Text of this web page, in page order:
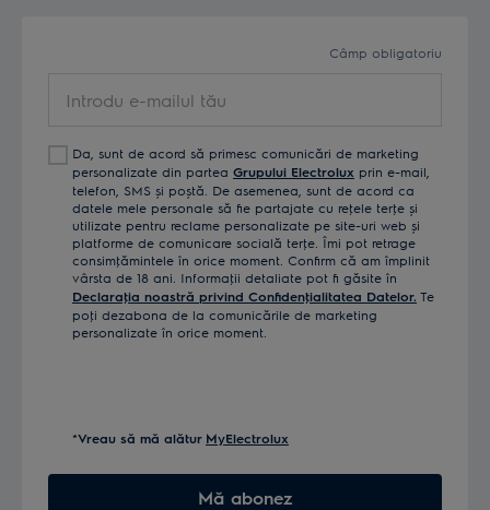
Câmp obligatoriu
tău Da, sunt de acord să primesc comunicări de marketing
personalizate din partea Grupului Electrolux prin e-mail,
telefon, SMS și poștă. De asemenea, sunt de acord ca
datele mele personale să fie partajate cu reţele terţe și
utilizate pentru reclame personalizate pe site-uri web și
platforme de comunicare socială terţe. Îmi pot retrage
consimţămintele în orice moment. Confirm că am împlinit
vârsta de 18 ani. Informaţii detaliate pot fi găsite în
Declaraţia noastră privind Confidenţialitatea Datelor. Te
poţi dezabona de la comunicările de marketing
personalizate în orice moment.
*Vreau să mă alătur MyElectrolux
Mă abonez